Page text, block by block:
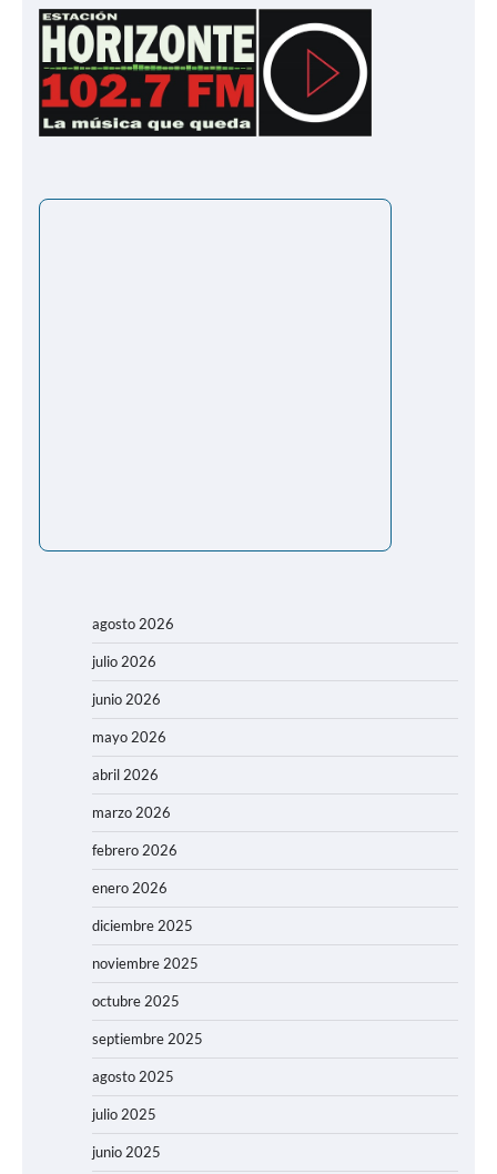
agosto 2026
julio 2026
junio 2026
mayo 2026
abril 2026
marzo 2026
febrero 2026
enero 2026
diciembre 2025
noviembre 2025
octubre 2025
septiembre 2025
agosto 2025
julio 2025
junio 2025